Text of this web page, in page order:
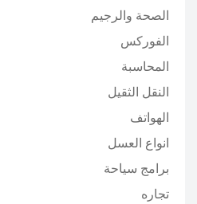
الصحة والرجيم
الفوركس
المحاسبة
النقل الثقيل
الهواتف
انواع العسل
برامج سياحة
تجاره